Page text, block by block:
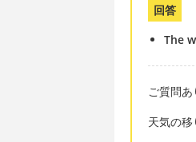
回答
The
ご質問あ
天気の